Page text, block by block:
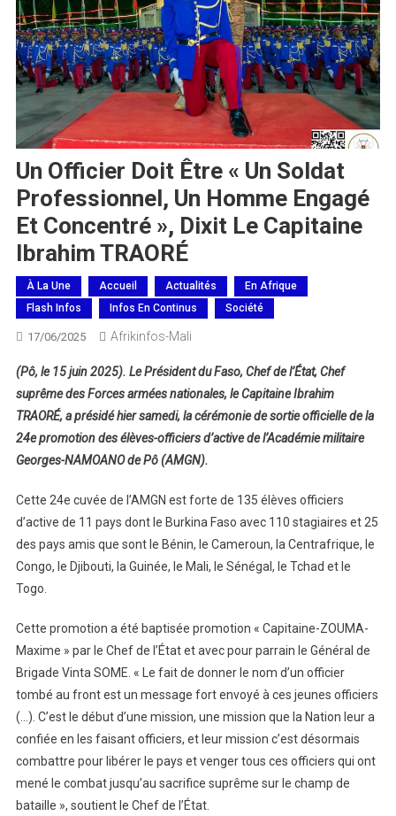
Un Officier Doit Être « Un Soldat
Professionnel, Un Homme Engagé
Et Concentré », Dixit Le Capitaine
Ibrahim TRAORÉ
À La Une Accueil Actualités
En Afrique
Flash Infos
Infos En Continus Société
17/06/2025 Afrikinfos-Mali
(Pô, le 15 juin 2025). Le Président du Faso, Chef de l’État, Chef
suprême des Forces armées nationales, le Capitaine Ibrahim
TRAORÉ, a présidé hier samedi, la cérémonie de sortie officielle de la
24e promotion des élèves-officiers d’active de l’Académie militaire
Georges-NAMOANO de Pô (AMGN).
Cette 24e cuvée de l’AMGN est forte de 135 élèves officiers
d’active de 11 pays dont le Burkina Faso avec 110 stagiaires et 25
des pays amis que sont le Bénin, le Cameroun, la Centrafrique, le
Congo, le Djibouti, la Guinée, le Mali, le Sénégal, le Tchad et le
Togo.
Cette promotion a été baptisée promotion « Capitaine-ZOUMA-
Maxime » par le Chef de l’État et avec pour parrain le Général de
Brigade Vinta SOME. « Le fait de donner le nom d’un officier
tombé au front est un message fort envoyé à ces jeunes officiers
(…). C’est le début d’une mission, une mission que la Nation leur a
confiée en les faisant officiers, et leur mission c’est désormais
combattre pour libérer le pays et venger tous ces officiers qui ont
mené le combat jusqu’au sacrifice suprême sur le champ de
bataille », soutient le Chef de l’État.